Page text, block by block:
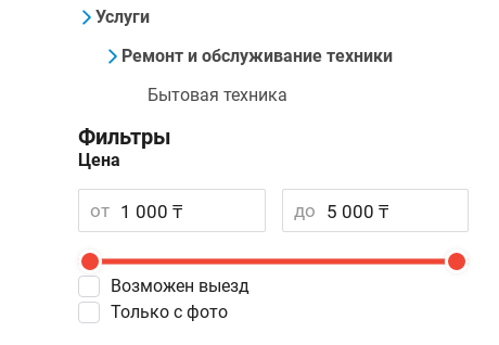
Услуги
Ремонт и обслуживание техники
Бытовая техника
Фильтры
Цена
от до
Возможен выезд
Только с фото